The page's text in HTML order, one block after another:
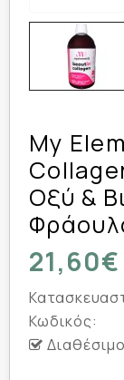
My
Οξύ &
21,60€
Κωδικός:
Διαθέσιμο